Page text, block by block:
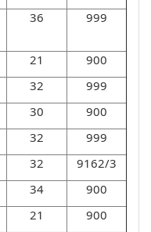
36 999
21
900
32
999
30
900
32
999
32
9162/3
34
900
21
900